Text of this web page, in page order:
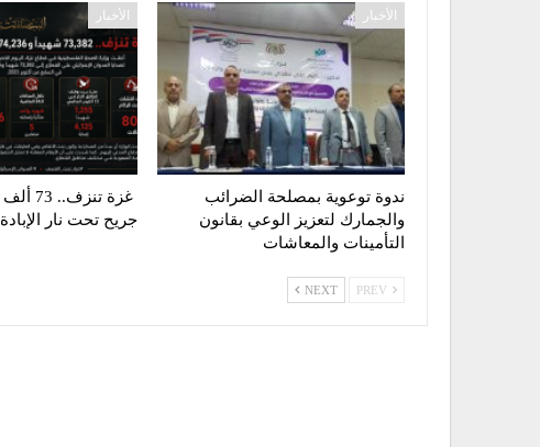
الأخبار
ندوة توعوية بمصلحة الضرائب
والجمارك لتعزيز الوعي بقانون
التأمينات والمعاشات
الأخبار
جريح تحت نار الإبادة
NEXT